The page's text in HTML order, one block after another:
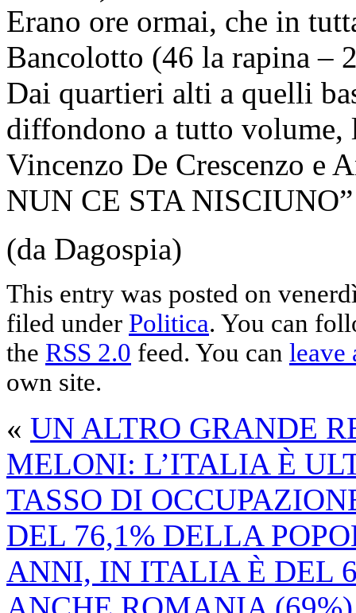
Erano ore ormai, che in
Bancolotto (46 la rapina –
Dai quartieri alti a quelli
diffondono a tutto volume,
Vincenzo De Crescenzo e
NUN CE STA NISCIUNO”
(da Dagospia)
This entry was posted on
filed under Politica. You can
the RSS 2.0 feed. You can leave
own site.
« UN ALTRO GRANDE
MELONI: L’ITALIA È
TASSO DI
DEL 76,1% DELLA
ANNI, IN ITALIA È DEL